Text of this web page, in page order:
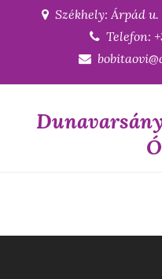
Székhely: Árpád
Telefon: